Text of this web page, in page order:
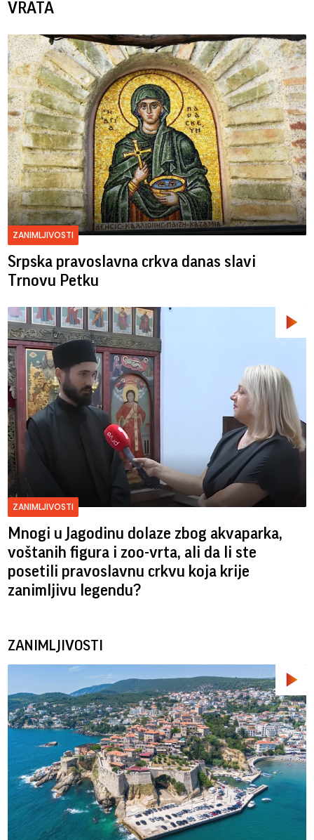
VRATA
ZANIMLJIVOSTI
Srpska pravoslavna crkva danas slavi
Trnovu Petku
ZANIMLJIVOSTI
Mnogi u Jagodinu dolaze zbog akvaparka,
voštanih figura i zoo-vrta, ali da li ste
posetili pravoslavnu crkvu koja krije
zanimljivu legendu?
ZANIMLJIVOSTI